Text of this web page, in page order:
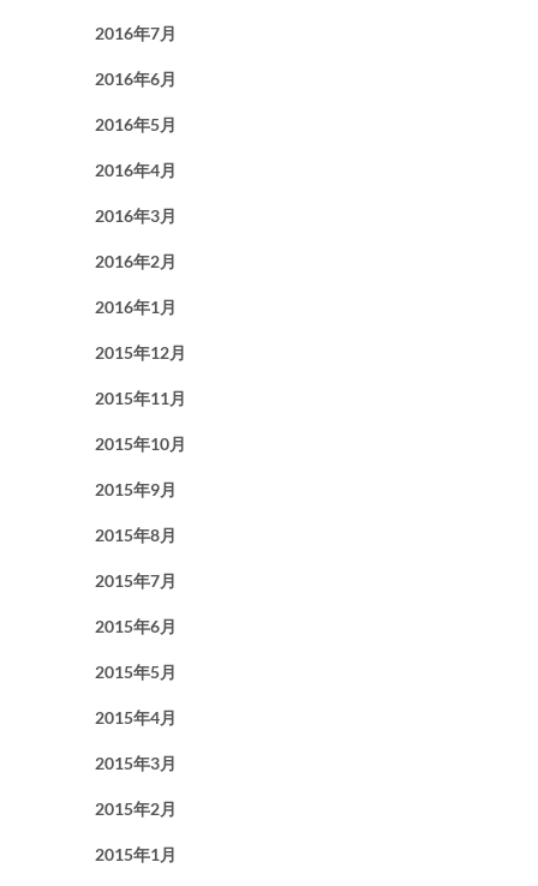
2016年7月
2016年6月
2016年5月
2016年4月
2016年3月
2016年2月
2016年1月
2015年12月
2015年11月
2015年10月
2015年9月
2015年8月
2015年7月
2015年6月
2015年5月
2015年4月
2015年3月
2015年2月
2015年1月